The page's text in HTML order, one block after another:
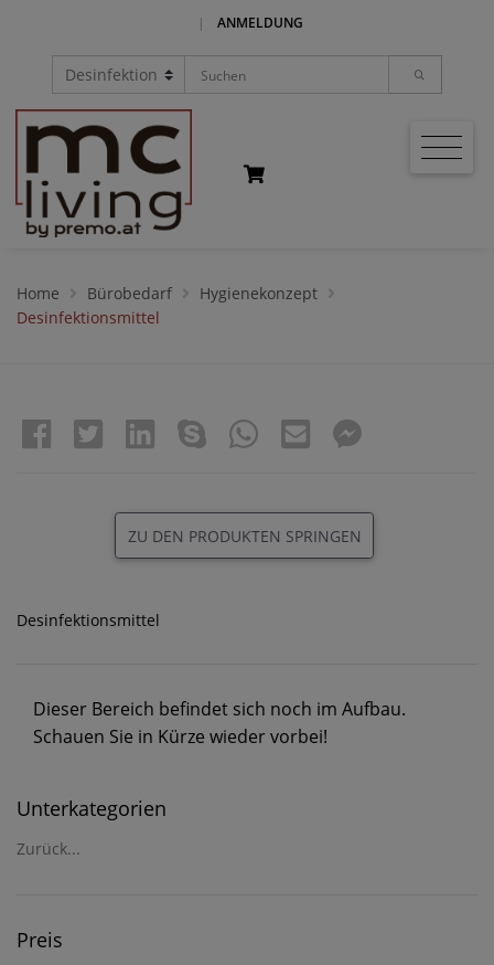
| ANMELDUNG
Home Bürobedarf
Hygienekonzept
Desinfektionsmittel
ZU DEN PRODUKTEN SPRINGEN
Desinfektionsmittel
Dieser Bereich befindet sich noch im Aufbau.
Schauen Sie in Kürze wieder vorbei!
Unterkategorien
Zurück...
Preis